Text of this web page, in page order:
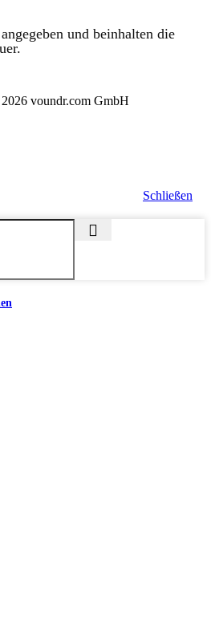
und beinhalten die
voundr.com GmbH
Schließen